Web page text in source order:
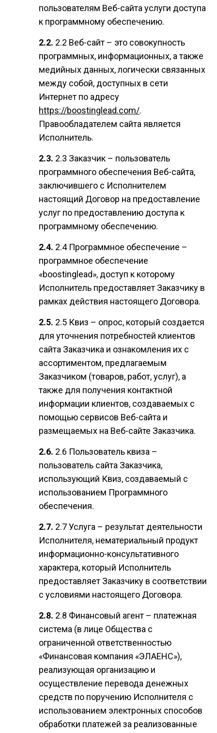
пользователям Веб-сайта услуги доступа
к программному обеспечению.
2.2 Веб-сайт – это совокупность
программных, информационных, а также
медийных данных, логически связанных
между собой, доступных в сети
Интернет по адресу
https://boostinglead.com/.
Правообладателем сайта является
Исполнитель.
2.3 Заказчик – пользователь
программного обеспечения Веб-сайта,
заключившего с Исполнителем
настоящий Договор на предоставление
услуг по предоставлению доступа к
программному обеспечению.
2.4 Программное обеспечение –
программное обеспечение
«boostinglead», доступ к которому
Исполнитель предоставляет Заказчику в
рамках действия настоящего Договора.
2.5 Квиз – опрос, который создается
для уточнения потребностей клиентов
сайта Заказчика и ознакомления их с
ассортиментом, предлагаемым
Заказчиком (товаров, работ, услуг), а
также для получения контактной
информации клиентов, создаваемых с
помощью сервисов Веб-сайта и
размещаемых на Веб-сайте Заказчика.
2.6 Пользователь квиза –
пользователь сайта Заказчика,
использующий Квиз, создаваемый с
использованием Программного
обеспечения.
2.7 Услуга – результат деятельности
Исполнителя, нематериальный продукт
информационно-консультативного
характера, который Исполнитель
предоставляет Заказчику в соответствии
с условиями настоящего Договора.
2.8 Финансовый агент – платежная
система (в лице Общества с
ограниченной ответственностью
«Финансовая компания «ЭЛАЕНС»),
реализующая организацию и
осуществление перевода денежных
средств по поручению Исполнителя с
использованием электронных способов
обработки платежей за реализованные